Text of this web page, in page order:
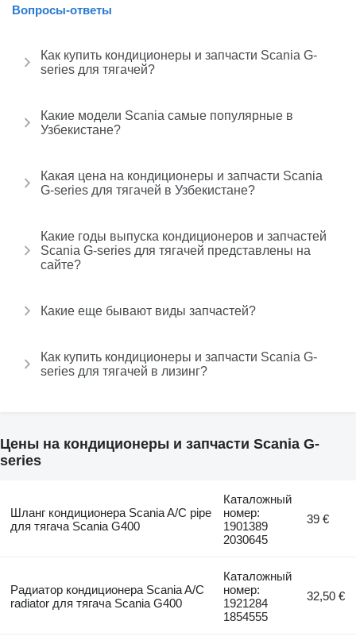
Вопросы-ответы
Как купить кондиционеры и запчасти Scania G-
series для тягачей?
Какие модели Scania самые популярные в
Узбекистане?
Какая цена на кондиционеры и запчасти Scania
G-series для тягачей в Узбекистане?
Какие годы выпуска кондиционеров и запчастей
Scania G-series для тягачей представлены на
сайте?
Какие еще бывают виды запчастей?
Как купить кондиционеры и запчасти Scania G-
series для тягачей в лизинг?
Цены на кондиционеры и запчасти Scania G-
series
Шланг кондиционера Scania A/C pipe
для тягача Scania G400
Каталожный
номер:
1901389
2030645
39 €
Радиатор кондиционера Scania A/C
radiator для тягача Scania G400
Каталожный
номер:
1921284
1854555
32,50 €